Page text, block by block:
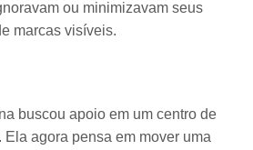
ou minimizavam seus
marcas visíveis.
buscou apoio em um centro de
agora pensa em mover uma